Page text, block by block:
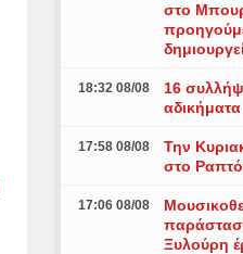
στο
18:32 08/08
16
17:58 08/08
Την
στο
17:06 08/08
Ξυλούρη